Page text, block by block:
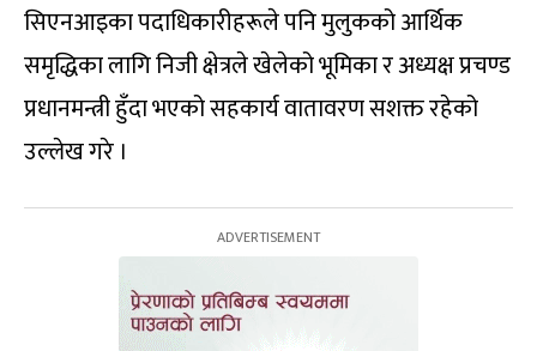
सिएनआइका पदाधिकारीहरूले पनि मुलुकको आर्थिक
समृद्धिका लागि निजी क्षेत्रले खेलेको भूमिका र अध्यक्ष प्रचण्ड
प्रधानमन्त्री हुँदा भएको सहकार्य वातावरण सशक्त रहेको
उल्लेख गरे ।